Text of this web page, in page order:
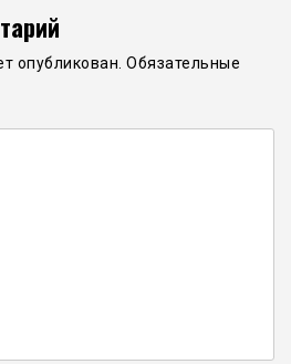
опубликован. Обязательные